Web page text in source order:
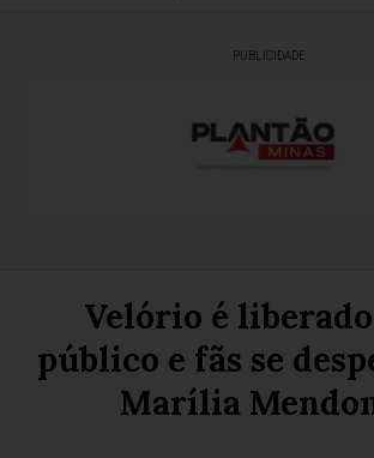
PUBLICIDADE
Velório é
público e fãs se
Marília